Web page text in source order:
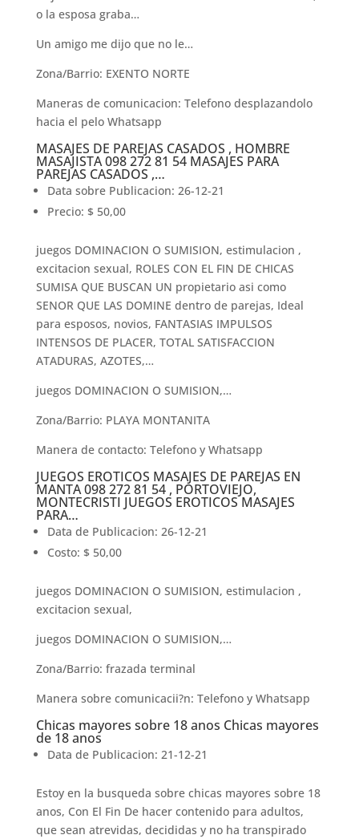
o la esposa graba…
Un amigo me dijo que no le…
Zona/Barrio: EXENTO NORTE
Maneras de comunicacion: Telefono desplazandolo
hacia el pelo Whatsapp
MASAJES DE PAREJAS CASADOS , HOMBRE
MASAJISTA 098 272 81 54 MASAJES PARA
PAREJAS CASADOS ,…
Data sobre Publicacion: 26-12-21
Precio: $ 50,00
juegos DOMINACION O SUMISION, estimulacion ,
excitacion sexual, ROLES CON EL FIN DE CHICAS
SUMISA QUE BUSCAN UN propietario asi­ como
SENOR QUE LAS DOMINE dentro de parejas, Ideal
para esposos, novios, FANTASIAS IMPULSOS
INTENSOS DE PLACER, TOTAL SATISFACCION
ATADURAS, AZOTES,…
juegos DOMINACION O SUMISION,…
Zona/Barrio: PLAYA MONTANITA
Manera de contacto: Telefono y Whatsapp
JUEGOS EROTICOS MASAJES DE PAREJAS EN
MANTA 098 272 81 54 , PORTOVIEJO,
MONTECRISTI JUEGOS EROTICOS MASAJES
PARA…
Data de Publicacion: 26-12-21
Costo: $ 50,00
juegos DOMINACION O SUMISION, estimulacion ,
excitacion sexual,
juegos DOMINACION O SUMISION,…
Zona/Barrio: frazada terminal
Manera sobre comunicacii?n: Telefono y Whatsapp
Chicas mayores sobre 18 anos Chicas mayores
de 18 anos
Data de Publicacion: 21-12-21
Estoy en la busqueda sobre chicas mayores sobre 18
anos, Con El Fin De hacer contenido para adultos,
que sean atrevidas, decididas y no ha transpirado